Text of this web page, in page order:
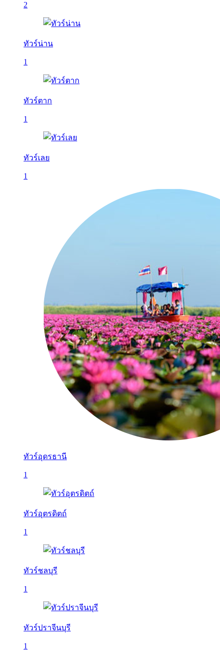
2
ทัวร์น่าน
1
ทัวร์ตาก
1
ทัวร์เลย
1
ทัวร์อุดรธานี
1
ทัวร์อุตรดิตถ์
1
ทัวร์ชลบุรี
1
ทัวร์ปราจีนบุรี
1